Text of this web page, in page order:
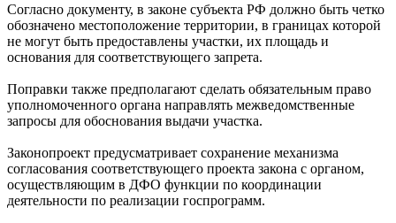
Согласно документу, в законе субъекта РФ должно быть четко
обозначено местоположение территории, в границах которой
не могут быть предоставлены участки, их площадь и
основания для соответствующего запрета.
Поправки также предполагают сделать обязательным право
уполномоченного органа направлять межведомственные
запросы для обоснования выдачи участка.
Законопроект предусматривает сохранение механизма
согласования соответствующего проекта закона с органом,
осуществляющим в ДФО функции по координации
деятельности по реализации госпрограмм.